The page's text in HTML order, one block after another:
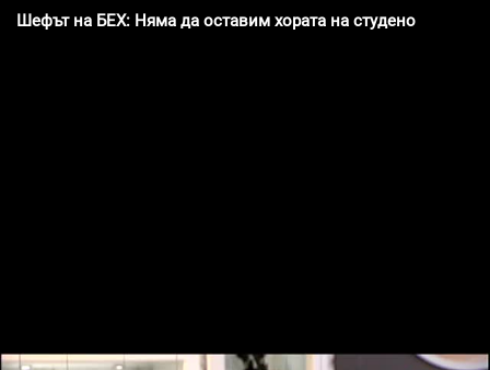
Шефът на БЕХ: Няма да оставим хората на студено